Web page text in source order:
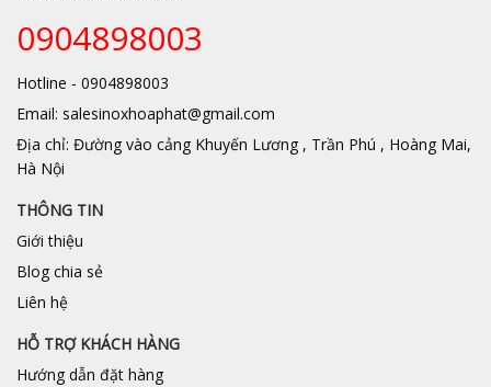
0904898003
Hotline - 0904898003
Email: salesinoxhoaphat@gmail.com
Địa chỉ: Đường vào cảng Khuyến Lương , Trần Phú , Hoàng Mai,
Hà Nội
THÔNG TIN
Giới thiệu
Blog chia sẻ
Liên hệ
HỖ TRỢ KHÁCH HÀNG
Hướng dẫn đặt hàng